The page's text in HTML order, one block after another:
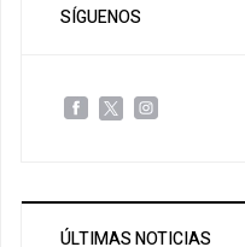
SÍGUENOS
ÚLTIMAS NOTICIAS